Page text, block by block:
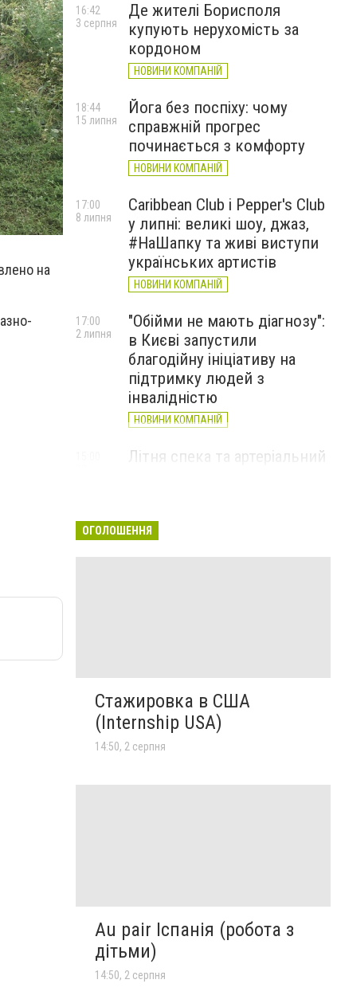
на
Де жителі Борисполя
купують нерухомість за
кордоном
НОВИНИ КОМПАНІЙ
16:42
3 серпня
Йога без поспіху: чому
справжній прогрес
починається з комфорту
НОВИНИ КОМПАНІЙ
18:44
15 липня
Caribbean Club і Pepper's Club
у липні: великі шоу, джаз,
#НаШапку та живі виступи
українських артистів
НОВИНИ КОМПАНІЙ
17:00
8 липня
"Обійми не мають діагнозу":
в Києві запустили
благодійну ініціативу на
підтримку людей з
інвалідністю
НОВИНИ КОМПАНІЙ
17:00
2 липня
Літня спека та артеріальний
ОГОЛОШЕННЯ
Стажировка в США
(Internship USA)
14:50, 2 серпня
Au pair Іспанія (робота з
дітьми)
14:50, 2 серпня